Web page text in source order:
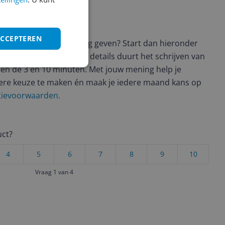
geschreven
wil je graag je mening geven? Start dan hieronder
Afhankelijk van de details duurt het schrijven van
de 3 en 10 minuten. Met jouw mening help je
keuze te maken én maak je iedere maand kans op
10
9
8
7
6
5
4
Vraag 1 van 4